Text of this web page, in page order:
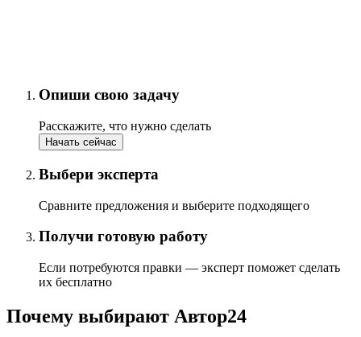
Опиши свою задачу
Расскажите, что нужно сделать
Начать сейчас
Выбери эксперта
Сравните предложения и выберите подходящего
Получи готовую работу
Если потребуются правки — эксперт поможет сделать
их бесплатно
Почему выбирают Автор24